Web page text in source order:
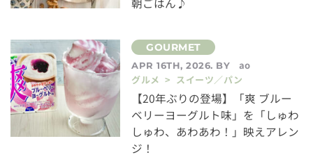
朝ごはん♪
APR 16TH, 2026. BY
ao
グルメ > スイーツ／パン
【20年ぶりの登場】「爽 ブルー
ベリーヨーグルト味」を「しゅわ
しゅわ、あわあわ！」映えアレン
ジ！